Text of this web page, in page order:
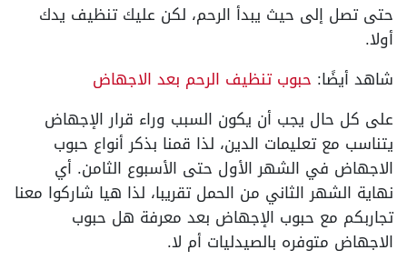
حتى تصل إلى حيث يبدأ الرحم، لكن عليك تنظيف يدك
أولا.
شاهد أيضًا: حبوب تنظيف الرحم بعد الاجهاض
على كل حال يجب أن يكون السبب وراء قرار الإجهاض
يتناسب مع تعليمات الدين، لذا قمنا بذكر أنواع حبوب
الاجهاض في الشهر الأول حتى الأسبوع الثامن. أي
نهاية الشهر الثاني من الحمل تقريبا، لذا هيا شاركوا معنا
تجاربكم مع حبوب الإجهاض بعد معرفة هل حبوب
الاجهاض متوفره بالصيدليات أم لا.